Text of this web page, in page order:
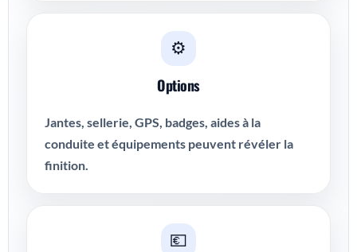
⚙️
Options
Jantes, sellerie, GPS, badges, aides à la
conduite et équipements peuvent révéler la
finition.
💶